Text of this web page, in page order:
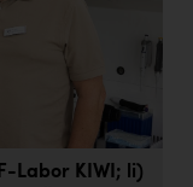
Labor KIWI; li)